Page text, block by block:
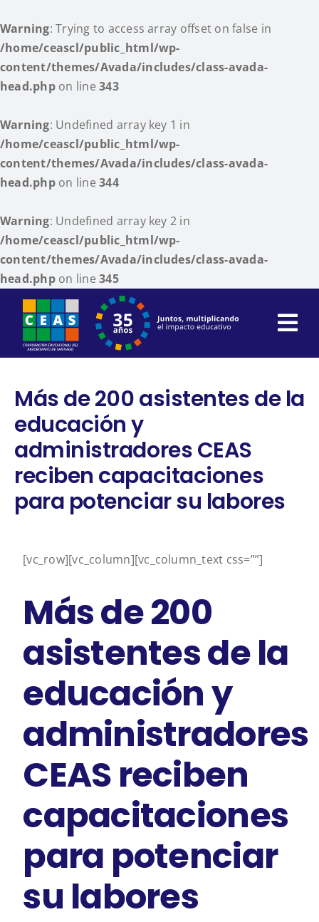
Warning: Trying to access array offset on false in
/home/ceascl/public_html/wp-
content/themes/Avada/includes/class-avada-
head.phpon line343
Warning: Undefined array key 1 in
/home/ceascl/public_html/wp-
content/themes/Avada/includes/class-avada-
head.phpon line344
Warning: Undefined array key 2 in
/home/ceascl/public_html/wp-
content/themes/Avada/includes/class-avada-
head.phpon line345
Más de 200 asistentes de la
educación y
administradores CEAS
reciben capacitaciones
para potenciar su labores
[vc_row][vc_column][vc_column_text css=””]
Más de 200
asistentes de la
educación y
administradores
CEAS reciben
capacitaciones
para potenciar
su labores